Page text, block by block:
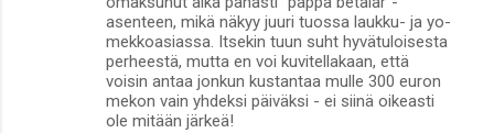
asenteen, mikä näkyy juuri tuossa laukku- ja yo-
mekkoasiassa. Itsekin tuun suht hyvätuloisesta
perheestä, mutta en voi kuvitellakaan, että
voisin antaa jonkun kustantaa mulle 300 euron
mekon vain yhdeksi päiväksi - ei siinä oikeasti
ole mitään järkeä!